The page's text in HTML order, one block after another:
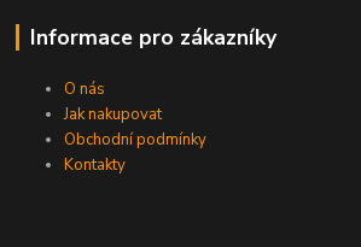
Informace pro zákazníky
O nás
Jak nakupovat
Obchodní podmínky
Kontakty